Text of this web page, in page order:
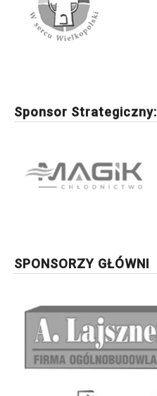
Sponsor Strategiczny:
SPONSORZY GŁÓWNI